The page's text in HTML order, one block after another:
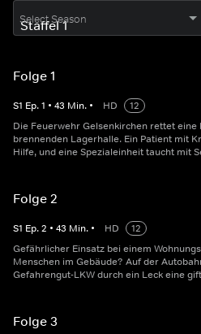
Select Season
Folge 1
S1 Ep.1 • 43 Min. • HD
12
Die Feuerwehr Gelsenkirchen rettet eine
brennenden Lagerhalle. Ein Patient mit
Hilfe, und eine Spezialeinheit taucht mit
Folge 2
S1 Ep.2 • 43 Min. • HD
12
Gefährlicher Einsatz bei einem
Menschen im Gebäude? Auf der
Gefahrengut-LKW durch ein Leck eine
Folge 3